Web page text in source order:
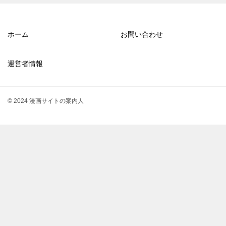
ホーム お問い合わせ
運営者情報
© 2024 漫画サイトの案内人